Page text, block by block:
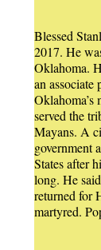
Blessed
2017. He
Oklahoma.
an
served the
Mayans. A
government
States after
long. He
returned for
martyred.